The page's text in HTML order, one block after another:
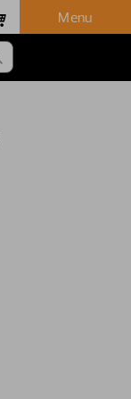
Menu